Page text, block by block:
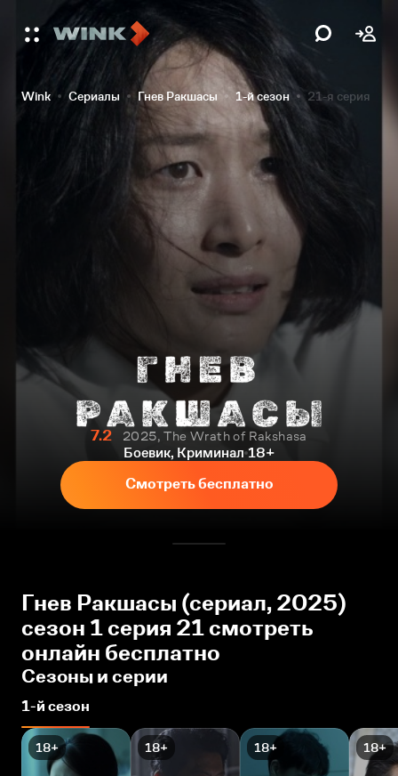
Wink Сериалы Гнев Ракшасы 1-й сезон 21-я серия
7.2
2025, The Wrath of Rakshasa
Боевик, Криминал 18+
Смотреть бесплатно
Гнев Ракшасы (сериал, 2025)
сезон 1 серия 21 смотреть
онлайн бесплатно
Сезоны и серии
1-й сезон
18+ 18+ 18+ 18+